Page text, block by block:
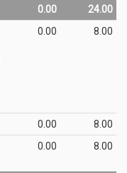
0.00
24.00
0.00 8.00
0.00
8.00
0.00 8.00